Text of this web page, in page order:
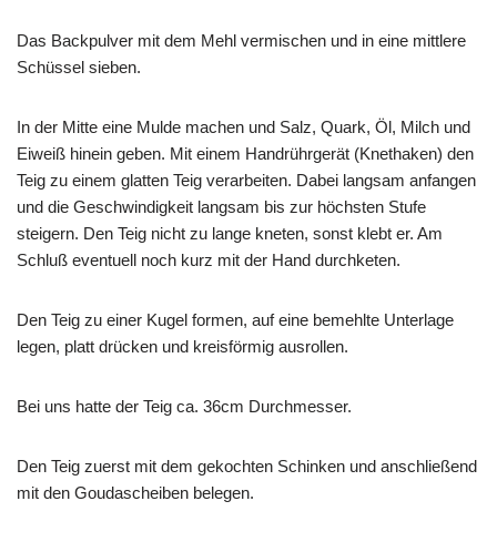
Das Backpulver mit dem Mehl vermischen und in eine mittlere
Schüssel sieben.
In der Mitte eine Mulde machen und Salz, Quark, Öl, Milch und
Eiweiß hinein geben. Mit einem Handrührgerät (Knethaken) den
Teig zu einem glatten Teig verarbeiten. Dabei langsam anfangen
und die Geschwindigkeit langsam bis zur höchsten Stufe
steigern. Den Teig nicht zu lange kneten, sonst klebt er. Am
Schluß eventuell noch kurz mit der Hand durchketen.
Den Teig zu einer Kugel formen, auf eine bemehlte Unterlage
legen, platt drücken und kreisförmig ausrollen.
Bei uns hatte der Teig ca. 36cm Durchmesser.
Den Teig zuerst mit dem gekochten Schinken und anschließend
mit den Goudascheiben belegen.